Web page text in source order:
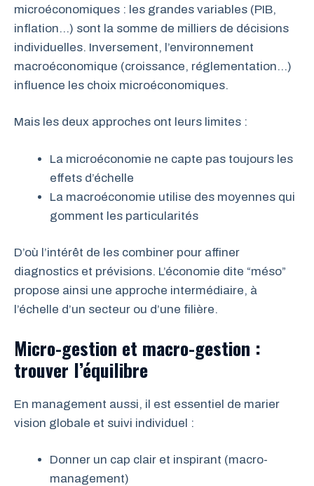
microéconomiques : les grandes variables (PIB,
inflation…) sont la somme de milliers de décisions
individuelles. Inversement, l’environnement
macroéconomique (croissance, réglementation…)
influence les choix microéconomiques.
Mais les deux approches ont leurs limites :
La microéconomie ne capte pas toujours les
effets d’échelle
La macroéconomie utilise des moyennes qui
gomment les particularités
D’où l’intérêt de les combiner pour affiner
diagnostics et prévisions. L’économie dite “méso”
propose ainsi une approche intermédiaire, à
l’échelle d’un secteur ou d’une filière.
Micro-gestion et macro-gestion :
trouver l’équilibre
En management aussi, il est essentiel de marier
vision globale et suivi individuel :
Donner un cap clair et inspirant (macro-
management)